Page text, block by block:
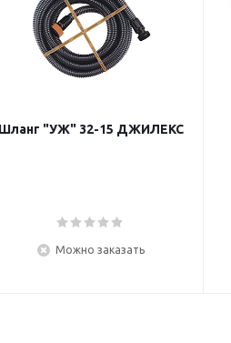
Шланг "УЖ" 32-15 ДЖИЛЕКС
Можно заказать